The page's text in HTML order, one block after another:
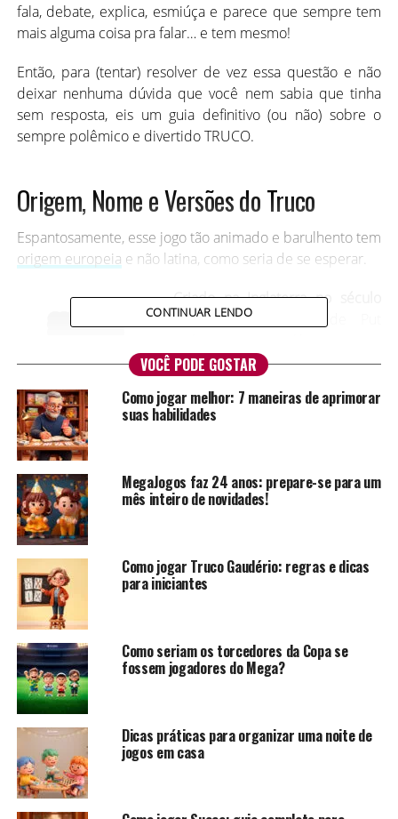
fala, debate, explica, esmiúça e parece que sempre tem
mais alguma coisa pra falar… e tem mesmo!
Então, para (tentar) resolver de vez essa questão e não
deixar nenhuma dúvida que você nem sabia que tinha
sem resposta, eis um guia definitivo (ou não) sobre o
sempre polêmico e divertido TRUCO.
Origem, Nome e Versões do Truco
Espantosamente, esse jogo tão animado e barulhento tem
origem europeia e não latina, como seria de se esperar.
Criado na Inglaterra no século
XVII, com o nome de Put
nasceu “causando”, gerando
dívidas entre seus adeptos.
tempo, até renascer no século
seguinte, quando se espalhou
por outros países da Europa, como França e Espanha.
Aliás, é provável que tenha passado primeiro pela França,
onde foi batizado de Truc, Truck, Tru ou Truka. Truc e
Truck significam “truque”.
Quando chegou na Espanha
passou a chamar-se Truco,
que também significa
“truque”.
Apesar de cada país ter dado
uma mexidinha nas regras e
criado versões próprias, as
CONTINUAR LENDO
VOCÊ PODE GOSTAR
Como jogar melhor: 7 maneiras de aprimorar
suas habilidades
MegaJogos faz 24 anos: prepare-se para um
mês inteiro de novidades!
Como jogar Truco Gaudério: regras e dicas
para iniciantes
Como seriam os torcedores da Copa se
fossem jogadores do Mega?
Dicas práticas para organizar uma noite de
jogos em casa